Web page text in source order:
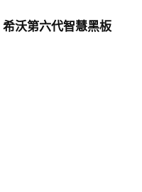
希沃第六代智慧黑板